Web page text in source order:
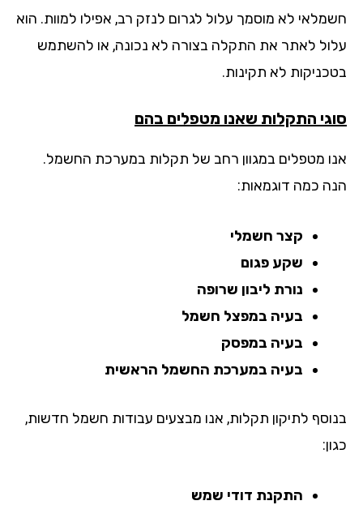
לא מוסמך עלול לגרום לנזק רב, אפילו למוות. הוא
לאתר את התקלה בצורה לא נכונה, או להשתמש
לא תקינות.
התקלות שאנו מטפלים בהם
מטפלים במגוון רחב של תקלות במערכת החשמל.
כמה דוגמאות:
קצר חשמלי
שקע פגום
נורת ליבון שרופה
בעיה במפצל חשמל
בעיה במפסק
בעיה במערכת החשמל הראשית
לתיקון תקלות, אנו מבצעים עבודות חשמל חדשות,
התקנת דודי שמש